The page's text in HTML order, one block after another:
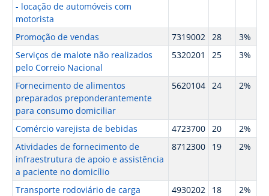
- locação de automóveis com
motorista
Promoção de vendas 7319002 28
3%
Serviços de malote não realizados
pelo Correio Nacional
5320201 25 3%
Fornecimento de alimentos
preparados preponderantemente
para consumo domiciliar
5620104 24 2%
Comércio varejista de bebidas 4723700 20
2%
Atividades de fornecimento de
infraestrutura de apoio e assistência
a paciente no domicílio
8712300 19 2%
Transporte rodoviário de carga
4930202 18 2%